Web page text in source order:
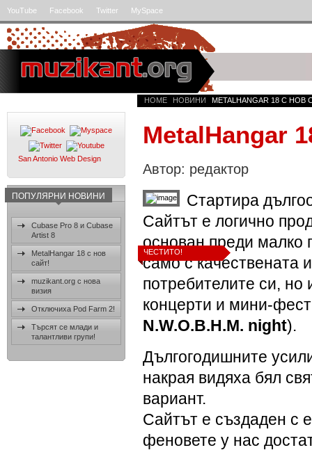
YouTube Facebook Twitter MySpace
San Antonio Web Design
ПОПУЛЯРНИ НОВИНИ
Cubase Pro 8 и Cubase
Artist 8
MetalHangar 18 с нов
сайт!
muzikant.org с нова
визия
Отключиха Pod Farm 2!
Търсят се млади и
талантливи групи!
HOME НОВИНИ METALHANGAR 18 С НОВ
MetalHangar
Автор: редактор
ЧЕСТИТО!
Стартира
Сайтът е логично
основан преди малко
само с качествената
потребителите си, но
концерти и мини-
N.W.O.B.H.M. night).
Дългогодишните
накрая видяха бял
вариант.
Сайтът е създаден с
феновете у нас